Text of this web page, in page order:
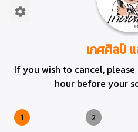
เกศศิลป์
If you wish to cancel,
hour before your
1 2